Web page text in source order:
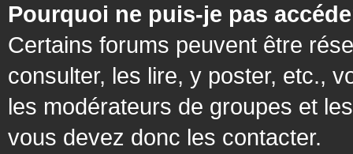
Pourquoi ne puis-je pas
Certains forums peuvent être
consulter, les lire, y poster, etc.,
les modérateurs de groupes et
vous devez donc les contacter.